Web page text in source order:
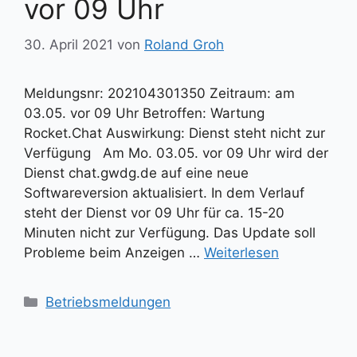
vor 09 Uhr
30. April 2021 von Roland Groh
Meldungsnr: 202104301350 Zeitraum: am
03.05. vor 09 Uhr Betroffen: Wartung
Rocket.Chat Auswirkung: Dienst steht nicht zur
Verfügung Am Mo. 03.05. vor 09 Uhr wird der
Dienst chat.gwdg.de auf eine neue
Softwareversion aktualisiert. In dem Verlauf
steht der Dienst vor 09 Uhr für ca. 15-20
Minuten nicht zur Verfügung. Das Update soll
Probleme beim Anzeigen … Weiterlesen
Kategorien
Betriebsmeldungen